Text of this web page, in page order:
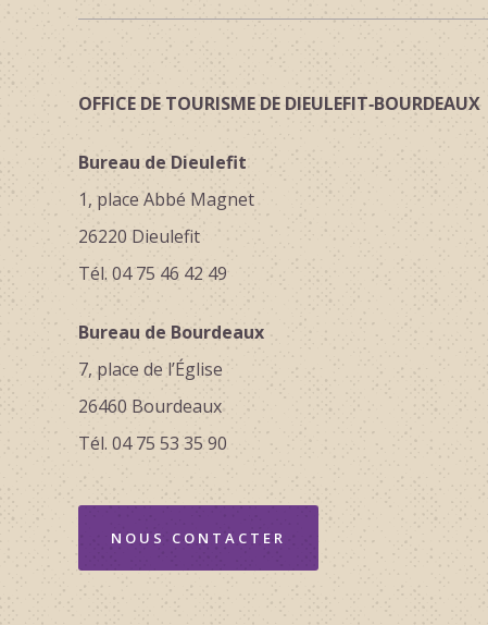
OFFICE DE TOURISME DE DIEULEFIT‑BOURDEAUX
Bureau de Dieulefit
1, place Abbé Magnet
26220 Dieulefit
Tél. 04 75 46 42 49
Bureau de Bourdeaux
7, place de l’Église
26460 Bourdeaux
Tél. 04 75 53 35 90
NOUS CONTACTER